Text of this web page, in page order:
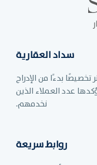
سداد العقارية
تخصيصًا بدءًا من الإدراج
عدد العملاء الذين
نخدمهم.
روابط سريعة